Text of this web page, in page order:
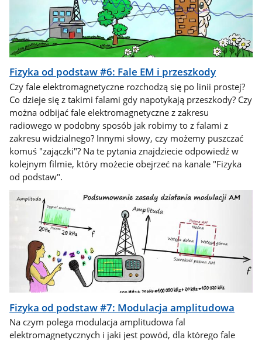
Fizyka od podstaw #6: Fale EM i przeszkody
Czy fale elektromagnetyczne rozchodzą się po linii prostej?
Co dzieje się z takimi falami gdy napotykają przeszkody? Czy
można odbijać fale elektromagnetyczne z zakresu
radiowego w podobny sposób jak robimy to z falami z
zakresu widzialnego? Innymi słowy, czy możemy puszczać
komuś "zajączki"? Na te pytania znajdziecie odpowiedź w
kolejnym filmie, który możecie obejrzeć na kanale "Fizyka
od podstaw".
Fizyka od podstaw #7: Modulacja amplitudowa
Na czym polega modulacja amplitudowa fal
elektromagnetycznych i jaki jest powód, dla którego fale